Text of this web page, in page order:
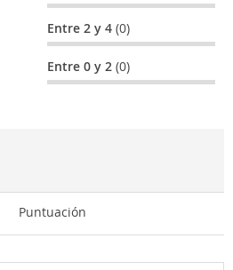
Entre 2 y 4(0)
Entre 0 y 2(0)
Puntuación